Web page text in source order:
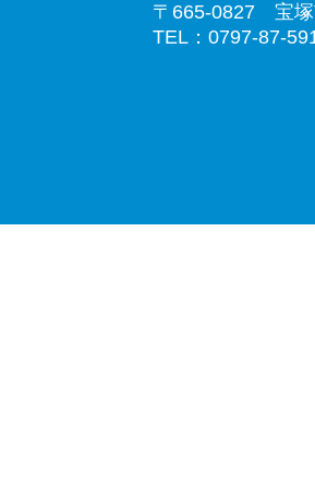
〒665-0827 宝塚
TEL：0797-87-